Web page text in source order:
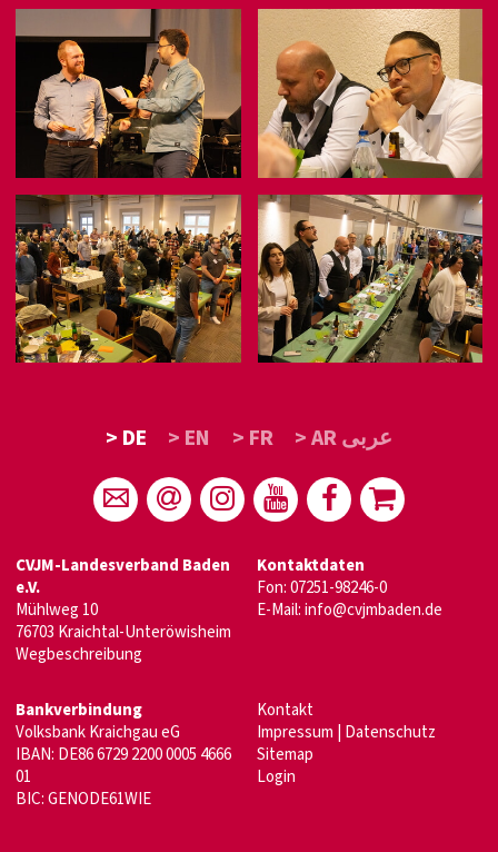
> DE > EN > FR > AR عربى
CVJM-Landesverband Baden
e.V.
Mühlweg 10
76703 Kraichtal-Unteröwisheim
Wegbeschreibung
Kontaktdaten
Fon: 07251-98246-0
E-Mail:info@cvjmbaden.de
Bankverbindung
Volksbank Kraichgau eG
IBAN: DE86 6729 2200 0005 4666
01
BIC: GENODE61WIE
Kontakt
Impressum Datenschutz
Sitemap
Login